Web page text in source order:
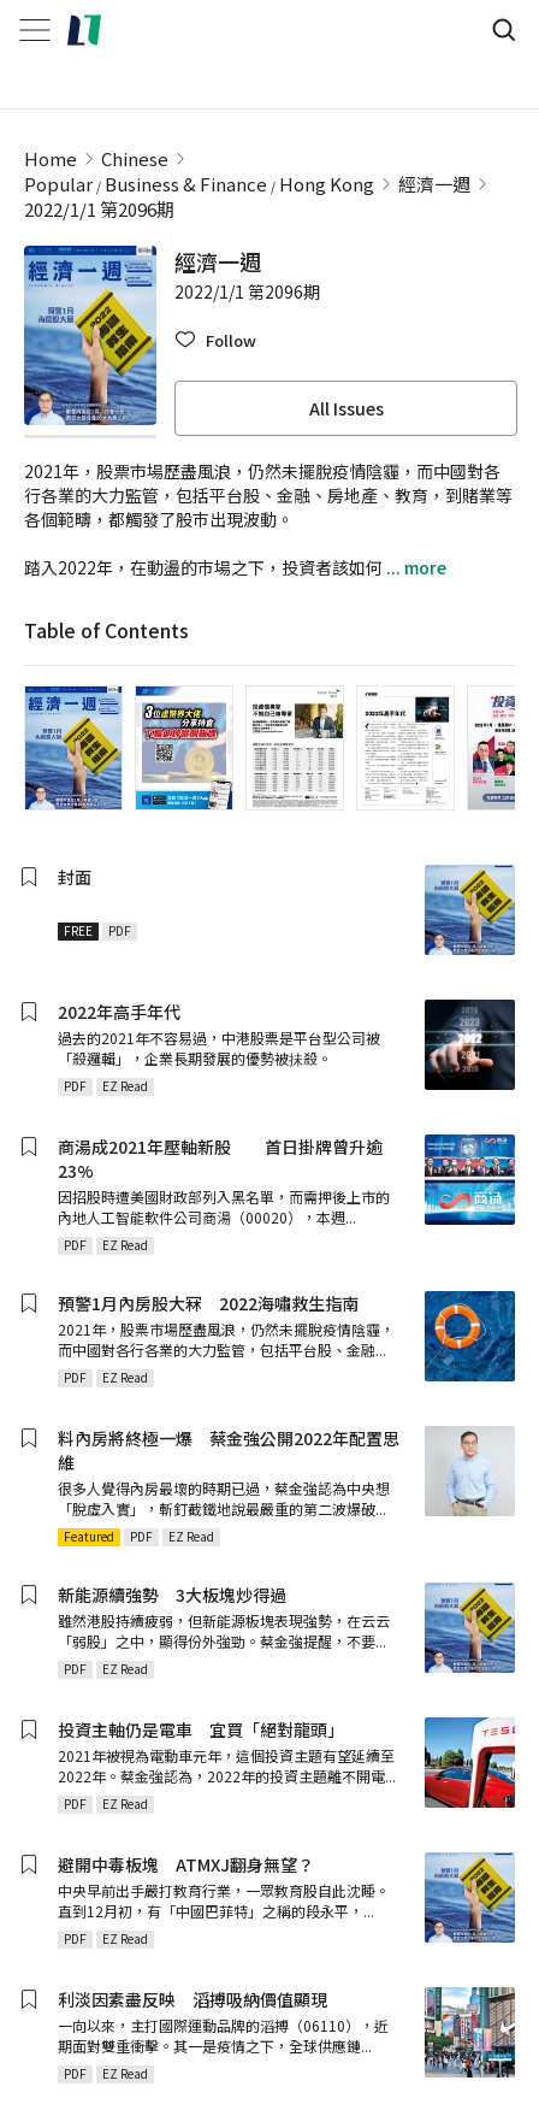
Home
Chinese
Popular Business & Finance Hong Kong
經濟一週
2022/1/1 第2096期
經濟一週
2022/1/1 第2096期
Follow
All Issues
2021年，股票市場歷盡風浪，仍然未擺脫疫情陰霾，而中國對各
行各業的大力監管，包括平台股、金融、房地產、教育，到賭業等
各個範疇，都觸發了股巿出現波動。
踏入2022年，在動盪的巿場之下，投資者該如何 ... more
Table of Contents
封面
FREE PDF
2022年高手年代
過去的2021年不容易過，中港股票是平台型公司被
「殺邏輯」，企業長期發展的優勢被抺殺。
PDF EZ Read
商湯成2021年壓軸新股 首日掛牌曾升逾
23%
因招股時遭美國財政部列入黑名單，而需押後上市的
內地人工智能軟件公司商湯（00020），本週...
PDF EZ Read
預警1月內房股大冧 2022海嘯救生指南
2021年，股票市場歷盡風浪，仍然未擺脫疫情陰霾，
而中國對各行各業的大力監管，包括平台股、金融...
PDF EZ Read
料內房將終極一爆 蔡金強公開2022年配置思
維
很多人覺得內房最壞的時期已過，蔡金強認為中央想
「脫虛入實」，斬釘截鐵地說最嚴重的第二波爆破...
Featured PDF EZ Read
新能源續強勢 3大板塊炒得過
雖然港股持續疲弱，但新能源板塊表現強勢，在云云
「弱股」之中，顯得份外強勁。蔡金強提醒，不要...
PDF EZ Read
投資主軸仍是電車 宜買「絕對龍頭」
2021年被視為電動車元年，這個投資主題有望延續至
2022年。蔡金強認為，2022年的投資主題離不開電...
PDF EZ Read
避開中毒板塊 ATMXJ翻身無望？
中央早前出手嚴打教育行業，一眾教育股自此沈睡。
直到12月初，有「中國巴菲特」之稱的段永平， ...
PDF EZ Read
利淡因素盡反映 滔搏吸納價值顯現
一向以來，主打國際運動品牌的滔搏（06110），近
期面對雙重衝擊。其一是疫情之下，全球供應鏈...
PDF EZ Read